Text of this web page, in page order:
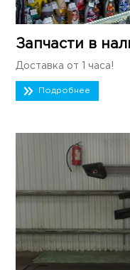
Запчасти в
Доставка от 1 часа!
Подробнее